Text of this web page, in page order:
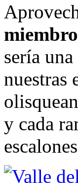
sería
nuestras
y cada